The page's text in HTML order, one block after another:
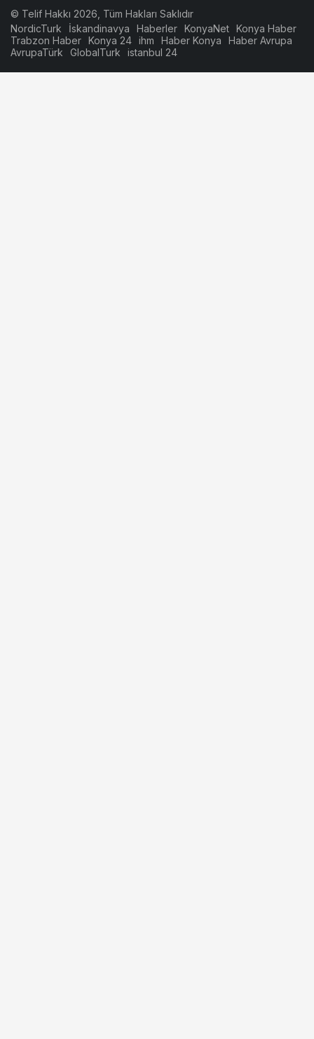
© Telif Hakkı 2026, Tüm Hakları Saklıdır
NordicTurk
İskandinavya Haberler KonyaNet Konya Haber
Trabzon Haber Konya 24 ihm Haber Konya
Haber Avrupa
AvrupaTürk
GlobalTurk istanbul 24